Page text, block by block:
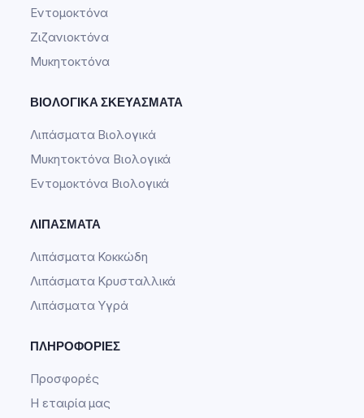
Εντομοκτόνα
Ζιζανιοκτόνα
Μυκητοκτόνα
ΒΙΟΛΟΓΙΚΆ ΣΚΕΥΆΣΜΑΤΑ
Λιπάσματα Βιολογικά
Μυκητοκτόνα Βιολογικά
Εντομοκτόνα Βιολογικά
ΛΙΠΆΣΜΑΤΑ
Λιπάσματα Κοκκώδη
Λιπάσματα Κρυσταλλικά
Λιπάσματα Υγρά
ΠΛΗΡΟΦΟΡΊΕΣ
Προσφορές
Η εταιρία μας